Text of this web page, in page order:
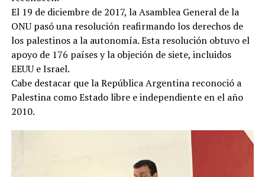
El 19 de diciembre de 2017, la Asamblea General de la
ONU pasó una resolución reafirmando los derechos de
los palestinos a la autonomía. Esta resolución obtuvo el
apoyo de 176 países y la objeción de siete, incluidos
EEUU e Israel.
Cabe destacar que la República Argentina reconoció a
Palestina como Estado libre e independiente en el año
2010.